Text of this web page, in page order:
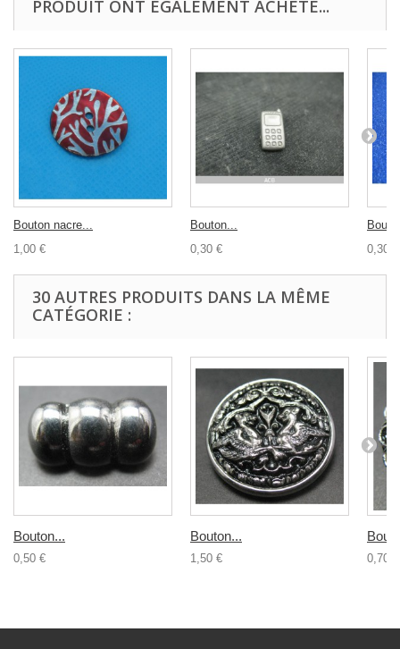
PRODUIT ONT ÉGALEMENT ACHETÉ...
Bouton nacre...
1,00 €
Bouton...
0,30 €
0,30 €
30 AUTRES PRODUITS DANS LA MÊME
CATÉGORIE :
Bouton...
0,50 €
Bouton...
1,50 € 0,70 €